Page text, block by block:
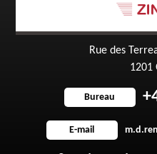
Rue des
1201
Bureau
E-mail